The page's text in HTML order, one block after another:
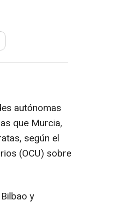
autónomas
que Murcia,
según el
(OCU) sobre
y